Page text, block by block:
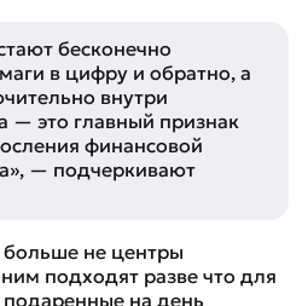
бесконечно
в цифру и обратно, а
внутри
— это главный признак
финансовой
, — подчеркивают
не центры
подходят разве что для
на день